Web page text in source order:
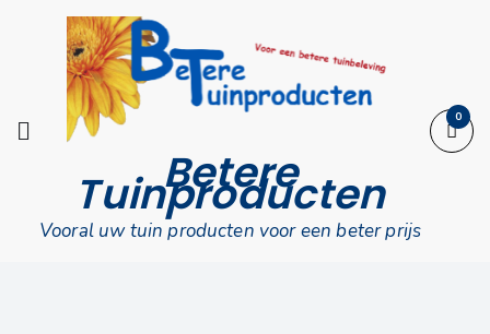
Betere
Tuinproducten
Vooral uw tuin producten voor een beter prijs
0